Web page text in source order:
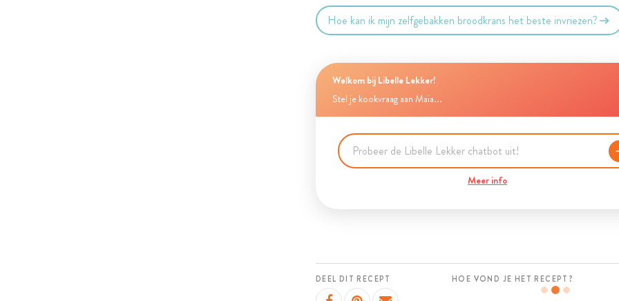
Hoe kan ik mijn zelfgebakken broodkrans het beste invriezen?
Welkom bij Libelle Lekker!
Stel je kookvraag aan Maia...
Meer info
DEEL DIT RECEPT HOE VOND JE HET RECEPT?